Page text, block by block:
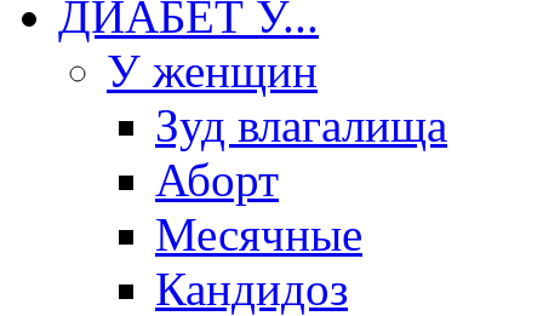
ДИАБЕТ У...
У женщин
Зуд влагалища
Аборт
Месячные
Кандидоз